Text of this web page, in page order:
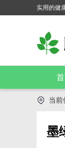
实用的健
当前
墨